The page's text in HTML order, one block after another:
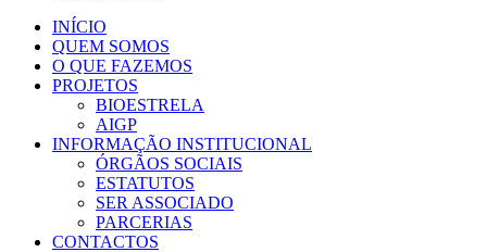
INÍCIO
QUEM SOMOS
O QUE FAZEMOS
PROJETOS
BIOESTRELA
AIGP
INFORMAÇÃO INSTITUCIONAL
ÓRGÃOS SOCIAIS
ESTATUTOS
SER ASSOCIADO
PARCERIAS
CONTACTOS